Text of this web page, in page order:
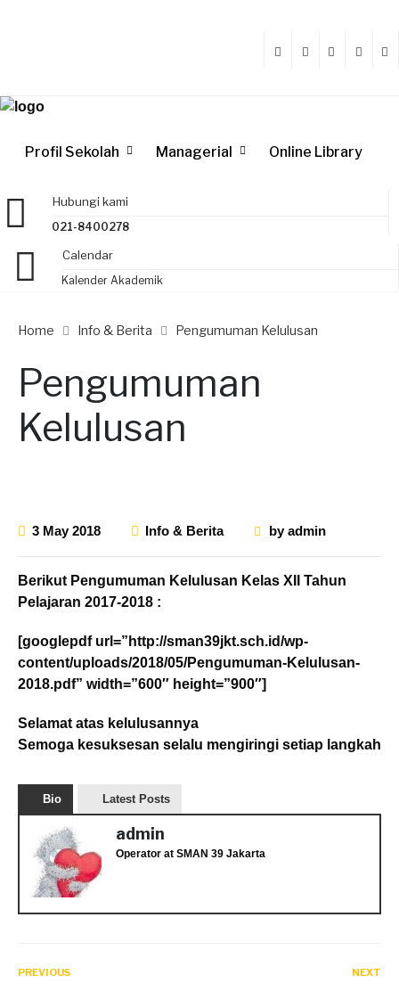
Profil Sekolah Managerial Online Library
Hubungi kami
021-8400278
Calendar
Kalender Akademik
Home Info & Berita Pengumuman Kelulusan
Pengumuman
Kelulusan
3 May 2018 Info & Berita byadmin
Berikut Pengumuman Kelulusan Kelas XII Tahun
Pelajaran 2017-2018 :
[googlepdf url=”http://sman39jkt.sch.id/wp-
content/uploads/2018/05/Pengumuman-Kelulusan-
2018.pdf” width=”600″ height=”900″]
Selamat atas kelulusannya
Semoga kesuksesan selalu mengiringi setiap langkah
Bio Latest Posts
admin
Operator at SMAN 39 Jakarta
PREVIOUS NEXT